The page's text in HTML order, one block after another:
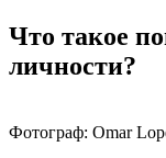
Что такое
личности?
Фотограф: Omar